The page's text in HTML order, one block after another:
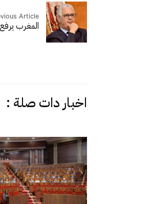
Article
المغرب يرفع
اخبار دات صلة :